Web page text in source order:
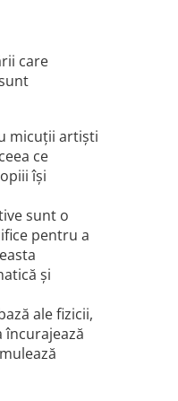
care
micuții artiști
ce
își
sunt o
pentru a
și
ale fizicii,
încurajează